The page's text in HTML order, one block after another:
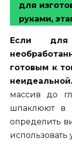
для
руками,
Если для
готовым к
неидеальной.
массив до
шпаклюют в
определить
использовать